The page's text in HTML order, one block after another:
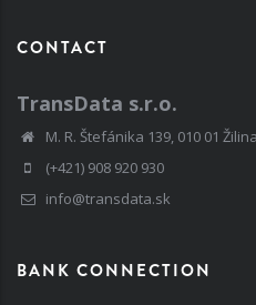
CONTACT
TransData s.r.o.
M. R. Štefánika 139, 010 01
(+421) 908 920 930
info@transdata.sk
BANK CONNECTION